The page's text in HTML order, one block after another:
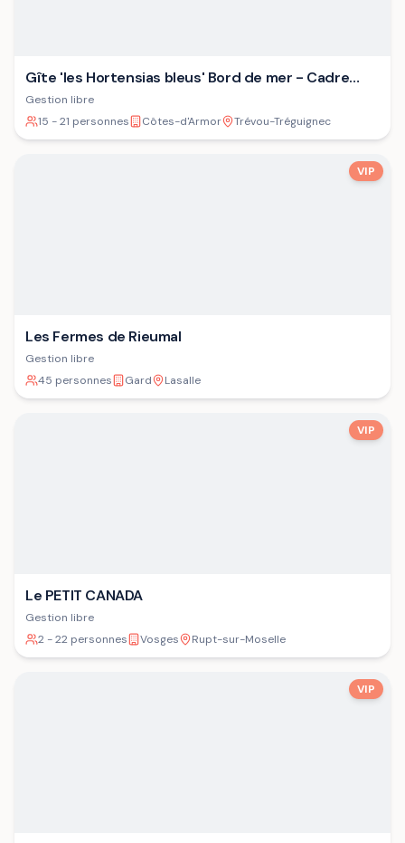
Gîte 'les Hortensias bleus' Bord de mer - Cadre
verdoyant - Plage
Gestion libre
15 - 21 personnes
Côtes-d'Armor Trévou-Tréguignec
VIP
Les Fermes de Rieumal
Gestion libre
45 personnes
Gard Lasalle
VIP
Le PETIT CANADA
Gestion libre
2 - 22 personnes
Vosges Rupt-sur-Moselle
VIP